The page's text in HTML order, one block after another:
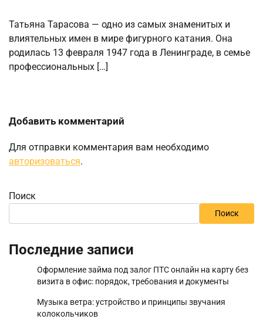
Татьяна Тарасова — одно из самых знаменитых и
влиятельных имен в мире фигурного катания. Она
родилась 13 февраля 1947 года в Ленинграде, в семье
профессиональных […]
Добавить комментарий
Для отправки комментария вам необходимо
авторизоваться.
Поиск
Поиск
Последние записи
Оформление займа под залог ПТС онлайн на карту без
визита в офис: порядок, требования и документы
Музыка ветра: устройство и принципы звучания
колокольчиков